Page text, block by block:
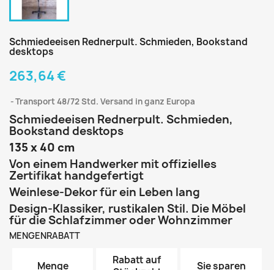
Schmiedeeisen Rednerpult. Schmieden, Bookstand
desktops
263,64 €
Transport 48/72 Std. Versand in ganz Europa
Schmiedeeisen Rednerpult. Schmieden,
Bookstand desktops
135 x 40 cm
Von einem Handwerker mit offizielles
Zertifikat handgefertigt
Weinlese-Dekor für ein Leben lang
Design-Klassiker, rustikalen Stil. Die Möbel
für die Schlafzimmer oder Wohnzimmer
MENGENRABATT
Menge
Rabatt auf
Sie sparen